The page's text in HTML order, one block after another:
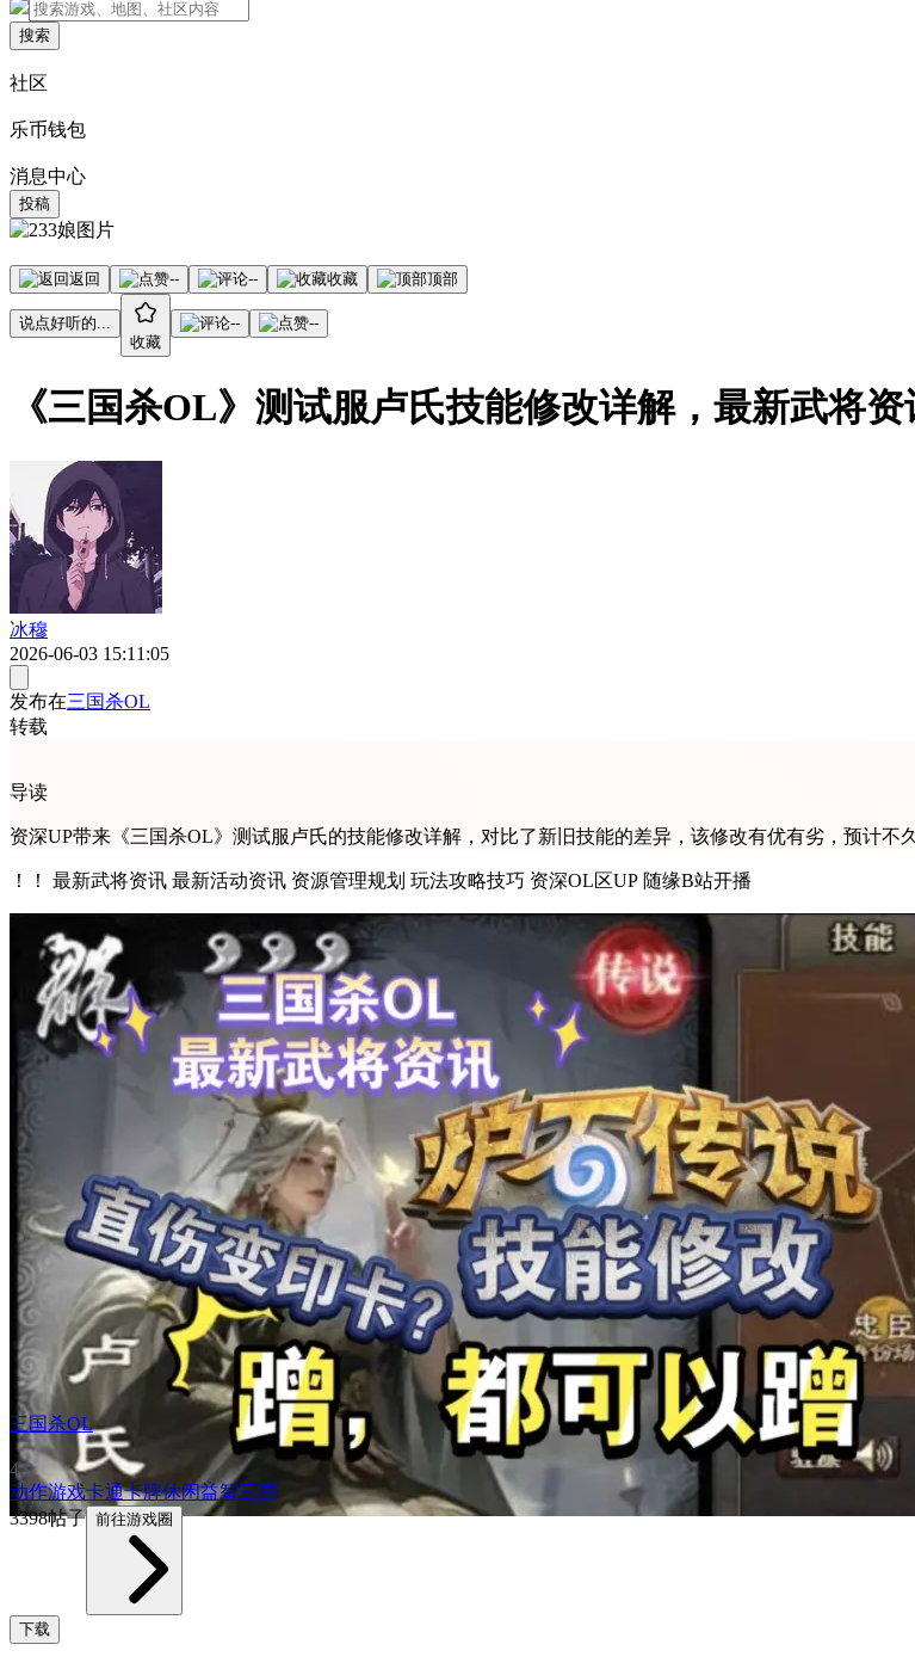
搜索
社区
乐币钱包
消息中心
投稿
返回 -- -- 收藏 顶部
说点好听的...
收藏
-- --
《三国杀OL》测试服卢氏技能修改详解，最新武将
冰穆
2026-06-03 15:11:05
发布在三国杀OL
转载
导读
资深UP带来《三国杀OL》测试服卢氏的技能修改详解，对比了新旧技能的差异，该修改有优有劣，预计不
！！ 最新武将资讯 最新活动资讯 资源管理规划 玩法攻略技巧 资深OL区UP 随缘B站开播
三国杀OL
4.9
动作游戏卡通卡牌休闲益智三国
3398帖子 前往游戏圈
下载